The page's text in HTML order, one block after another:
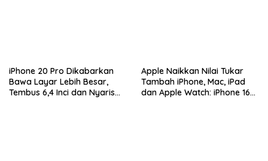
iPhone 20 Pro Dikabarkan
Bawa Layar Lebih Besar,
Tembus 6,4 Inci dan Nyaris
Apple Naikkan Nilai Tukar
Tambah iPhone, Mac, iPad
dan Apple Watch: iPhone 16